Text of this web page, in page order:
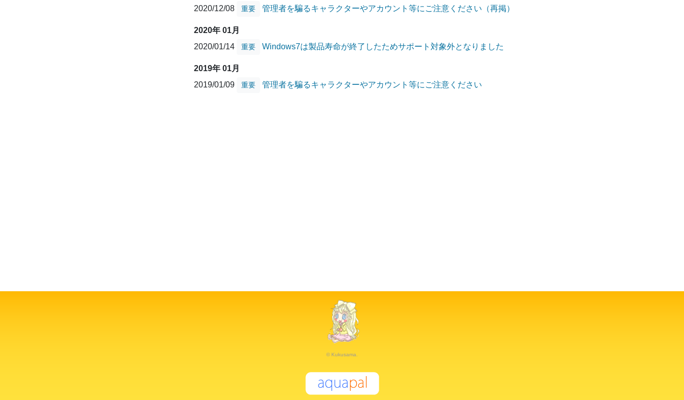
2020/12/08
重要 管理者を騙るキャラクターやアカウント等にご注意ください（再掲）
2020年 01月
2020/01/14
重要 Windows7は製品寿命が終了したためサポート対象外となりました
2019年 01月
2019/01/09
重要 管理者を騙るキャラクターやアカウント等にご注意ください
© Kukusama.